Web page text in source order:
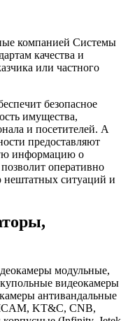
компанией Системы
качества и
или частного
безопасное
имущества,
и посетителей. А
предоставляют
информацию о
оперативно
ситуаций и
модульные,
видеокамеры
антивандальные
KT&C, CNB,